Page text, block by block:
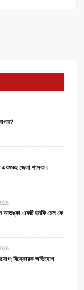
একগুচ্ছ জেলা শাসক।
আতঙ্ক! একটি হমকি মেল কে
বিস্ফোরক অভিযোগ